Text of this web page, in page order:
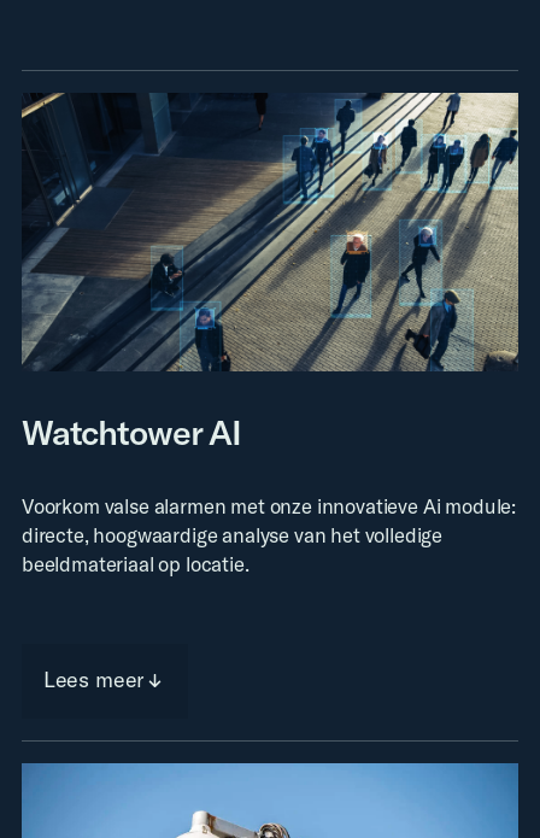
Watchtower AI
Voorkom valse alarmen met onze innovatieve Ai module:
directe, hoogwaardige analyse van het volledige
beeldmateriaal op locatie.
Lees meer